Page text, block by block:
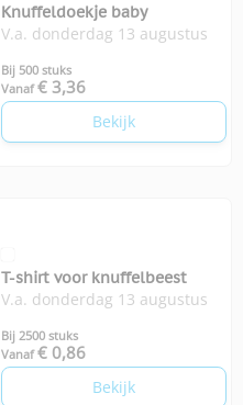
Knuffeldoekje baby
V.a. donderdag 13 augustus
Bij 500 stuks
Vanaf € 3,36
Bekijk
T-shirt voor knuffelbeest
V.a. donderdag 13 augustus
Bij 2500 stuks
Vanaf € 0,86
Bekijk